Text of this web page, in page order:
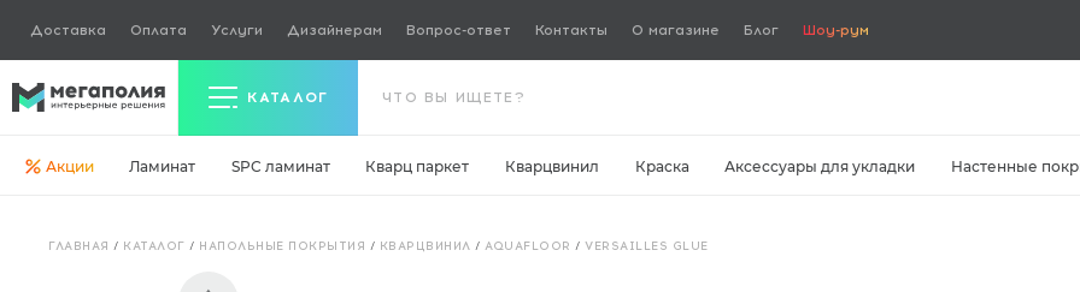
Доставка Оплата Услуги Дизайнерам Вопрос-ответ Контакты О магазине Блог Шоу-рум
КАТАЛОГ
Акции Ламинат SPC ламинат Кварц паркет Кварцвинил Краска Аксессуары для укладки Настенные
ГЛАВНАЯ / КАТАЛОГ / НАПОЛЬНЫЕ ПОКРЫТИЯ / КВАРЦВИНИЛ /AQUAFLOOR /VERSAILLES GLUE